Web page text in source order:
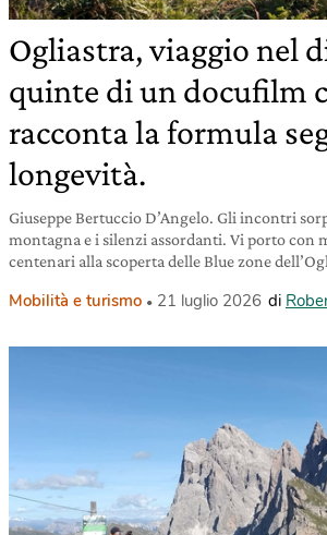
Ogliastra, viaggio nel
quinte di un docufilm
racconta la formula
longevità.
Giuseppe Bertuccio D’Angelo. Gli incontri
montagna e i silenzi assordanti. Vi porto con
centenari alla scoperta delle Blue zone
Mobilità e turismo 21 luglio 2026 di